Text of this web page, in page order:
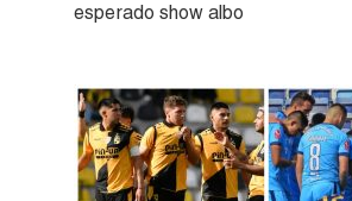
esperado show albo